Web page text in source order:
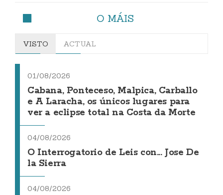
O MÁIS
VISTO ACTUAL
01/08/2026
Cabana, Ponteceso, Malpica, Carballo
e A Laracha, os únicos lugares para
ver a eclipse total na Costa da Morte
04/08/2026
O Interrogatorio de Leis con... Jose De
la Sierra
04/08/2026